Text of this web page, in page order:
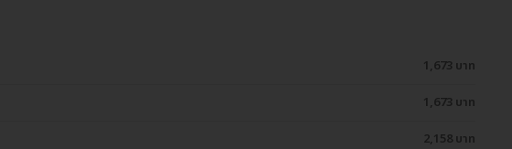
1,673 บาท
1,673 บาท
2,158 บาท